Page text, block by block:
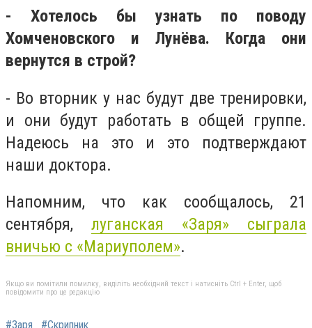
- Хотелось бы узнать по поводу
Хомченовского и Лунёва. Когда они
вернутся в строй?
- Во вторник у нас будут две тренировки,
и они будут работать в общей группе.
Надеюсь на это и это подтверждают
наши доктора.
Напомним, что как сообщалось, 21
сентября, луганская «Заря» сыграла
вничью с «Мариуполем».
Якщо ви помітили помилку, виділіть необхідний текст і натисніть Ctrl + Enter, щоб
повідомити про це редакцію
#Заря #Скрипник